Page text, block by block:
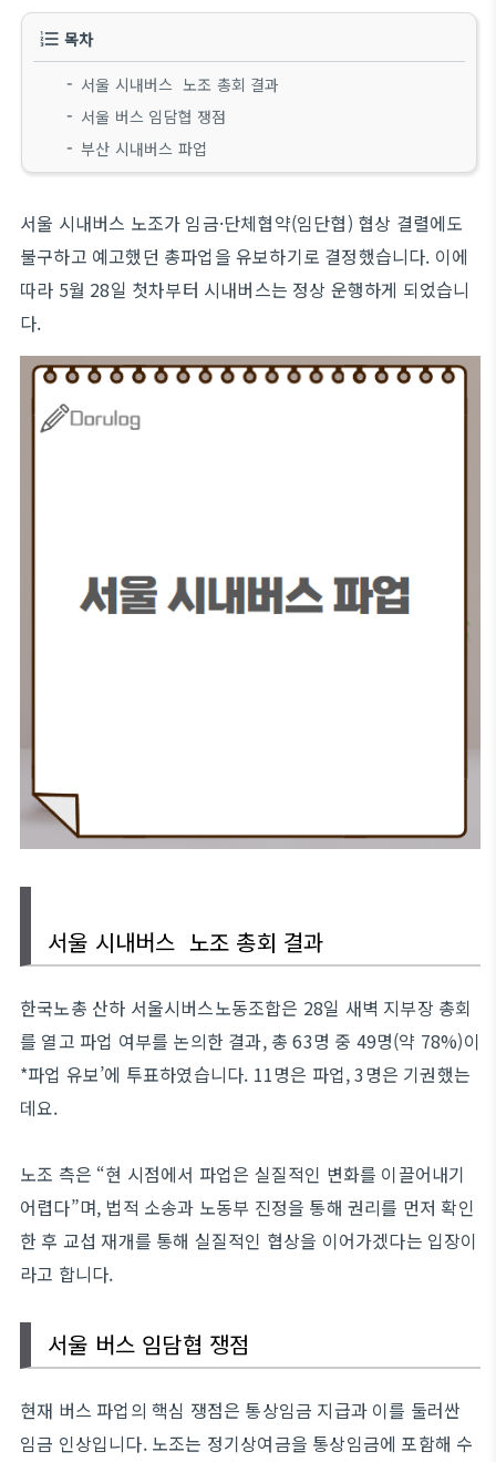
목차
서울 시내버스 노조 총회 결과
서울 버스 임담협 쟁점
부산 시내버스 파업
서울 시내버스 노조가 임금·단체협약(임단협) 협상 결렬에도
불구하고 예고했던 총파업을 유보하기로 결정했습니다. 이에
따라 5월 28일 첫차부터 시내버스는 정상 운행하게 되었습니
다.
서울 시내버스 노조 총회 결과
한국노총 산하 서울시버스노동조합은 28일 새벽 지부장 총회
를 열고 파업 여부를 논의한 결과, 총 63명 중 49명(약 78%)이
*파업 유보’에 투표하였습니다. 11명은 파업, 3명은 기권했는
데요.
노조 측은 “현 시점에서 파업은 실질적인 변화를 이끌어내기
어렵다”며, 법적 소송과 노동부 진정을 통해 권리를 먼저 확인
한 후 교섭 재개를 통해 실질적인 협상을 이어가겠다는 입장이
라고 합니다.
서울 버스 임담협 쟁점
현재 버스 파업의 핵심 쟁점은 통상임금 지급과 이를 둘러싼
임금 인상입니다. 노조는 정기상여금을 통상임금에 포함해 수